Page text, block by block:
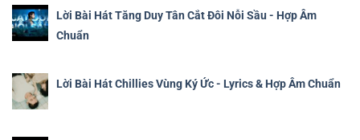
Lời Bài Hát Tăng Duy Tân Cắt Đôi Nỗi Sầu - Hợp Âm
Chuẩn
Lời Bài Hát Chillies Vùng Ký Ức - Lyrics & Hợp Âm Chuẩn